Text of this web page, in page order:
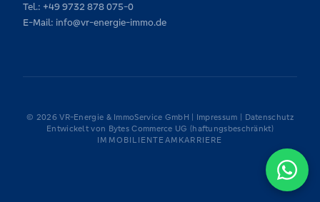
Tel.: +49 9732 878 075-0
E-Mail: info@vr-energie-immo.de
© 2026 VR-Energie & ImmoService GmbH | Impressum
Datenschutz
Entwickelt von Bytes Commerce UG (haftungsbeschränkt)
IMMOBILIENTEAM KARRIERE